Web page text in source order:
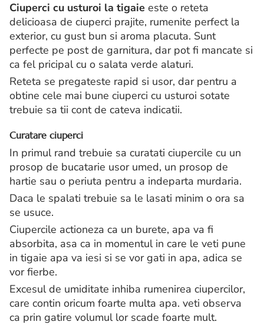
Ciuperci cu usturoi la tigaie este o reteta
delicioasa de ciuperci prajite, rumenite perfect la
exterior, cu gust bun si aroma placuta. Sunt
perfecte pe post de garnitura, dar pot fi mancate si
ca fel pricipal cu o salata verde alaturi.
Reteta se pregateste rapid si usor, dar pentru a
obtine cele mai bune ciuperci cu usturoi sotate
trebuie sa tii cont de cateva indicatii.
Curatare ciuperci
In primul rand trebuie sa curatati ciupercile cu un
prosop de bucatarie usor umed, un prosop de
hartie sau o periuta pentru a indeparta murdaria.
Daca le spalati trebuie sa le lasati minim o ora sa
se usuce.
Ciupercile actioneza ca un burete, apa va fi
absorbita, asa ca in momentul in care le veti pune
in tigaie apa va iesi si se vor gati in apa, adica se
vor fierbe.
Excesul de umiditate inhiba rumenirea ciupercilor,
care contin oricum foarte multa apa. veti observa
ca prin gatire volumul lor scade foarte mult.